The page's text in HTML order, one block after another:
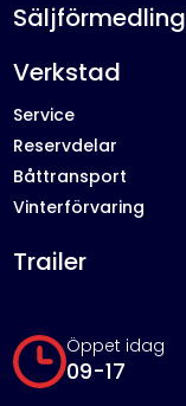
Öppet idag
09-17
Säljförmedling
Verkstad
Service
Reservdelar
Båttransport
Vinterförvaring
Trailer